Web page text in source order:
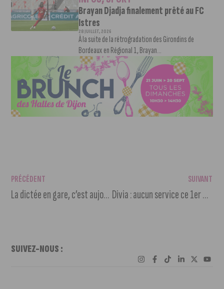
Brayan Djadja finalement prêté au FC
Istres
28 JUILLET, 2026
À la suite de la rétrogradation des Girondins de
Bordeaux en Régional 1, Brayan...
PRÉCÉDENT
La dictée en gare, c’est aujourd’hui
SUIVANT
Divia : aucun service ce 1er mai
SUIVEZ-NOUS :